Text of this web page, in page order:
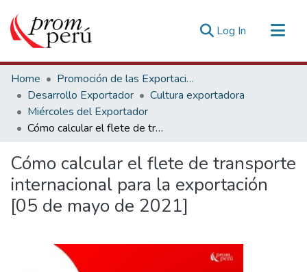
Log In (current)
Communities & Collections
All of DSpace
Statistics
Estadísticas Externas
Home
Promoción de las Exportaciones
Desarrollo Exportador
Cultura exportadora
Miércoles del Exportador
Cómo calcular el flete de transporte internacional para la exportación [05 de mayo de 2021]
Cómo calcular el flete de transporte
internacional para la exportación
[05 de mayo de 2021]